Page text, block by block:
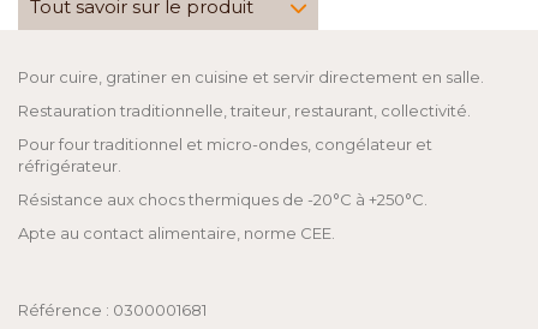
Tout savoir sur le produit
Pour cuire, gratiner en cuisine et servir directement en salle.
Restauration traditionnelle, traiteur, restaurant, collectivité.
Pour four traditionnel et micro-ondes, congélateur et
réfrigérateur.
Résistance aux chocs thermiques de -20°C à +250°C.
Apte au contact alimentaire, norme CEE.
Référence : 0300001681